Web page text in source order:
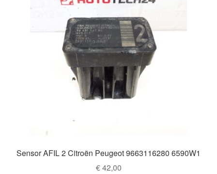
Sensor AFIL 2 Citroën Peugeot 9663116280 6590W1
€42,00